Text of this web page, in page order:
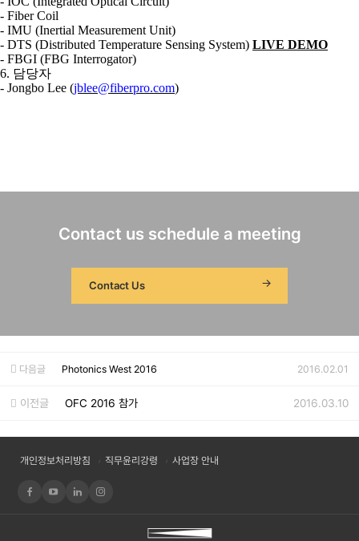
- Fiber Coil
- IMU (Inertial Measurement Unit)
- DTS (Distributed Temperature Sensing System) LIVE DEMO
- FBGI (FBG Interrogator)
6. 담당자
- Jongbo Lee (jblee@fiberpro.com)
Contact us schedule a meeting
Contact Us
다음글 Photonics West 2016 2016.02.01
이전글 OFC 2016 참가 2016.03.10
개인정보처리방침 직무윤리강령 사업장 안내